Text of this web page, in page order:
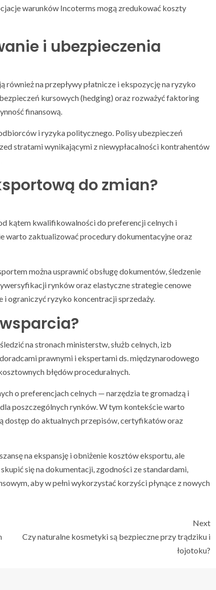
warunków Incoterms mogą zredukować koszty
i ubezpieczenia
na przepływy płatnicze i ekspozycję na ryzyko
kursowych (hedging) oraz rozważyć faktoring
finansową.
i ryzyka politycznego. Polisy ubezpieczeń
stratami wynikającymi z niewypłacalności kontrahentów
do zmian?
kątem kwalifikowalności do preferencji celnych i
warto zaktualizować procedury dokumentacyjne oraz
można usprawnić obsługę dokumentów, śledzenie
rynków oraz elastyczne strategie cenowe
ograniczyć ryzyko koncentracji sprzedaży.
na stronach ministerstw, służb celnych, izb
prawnymi i ekspertami ds. międzynarodowego
błędów proceduralnych.
o preferencjach celnych — narzędzia te gromadzą i
poszczególnych rynków. W tym kontekście warto
dostęp do aktualnych przepisów, certyfikatów oraz
na ekspansję i obniżenie kosztów eksportu, ale
się na dokumentacji, zgodności ze standardami,
aby w pełni wykorzystać korzyści płynące z nowych
Next
Czy naturalne kosmetyki są bezpieczne przy trądziku i
łojotoku?